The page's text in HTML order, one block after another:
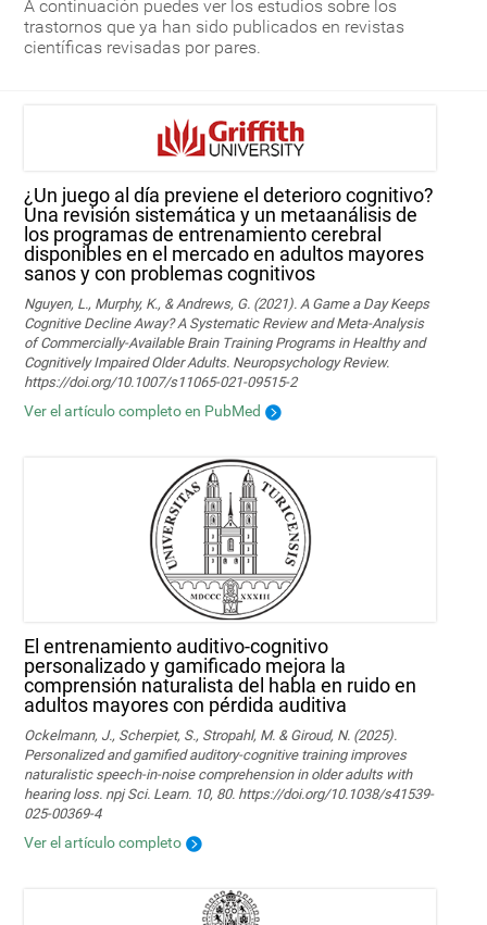
A continuación puedes ver los estudios sobre los
trastornos que ya han sido publicados en revistas
científicas revisadas por pares.
¿Un juego al día previene el deterioro cognitivo?
Una revisión sistemática y un metaanálisis de
los programas de entrenamiento cerebral
disponibles en el mercado en adultos mayores
sanos y con problemas cognitivos
Nguyen, L., Murphy, K., & Andrews, G. (2021). A Game a Day Keeps
Cognitive Decline Away? A Systematic Review and Meta-Analysis
of Commercially-Available Brain Training Programs in Healthy and
Cognitively Impaired Older Adults. Neuropsychology Review.
https://doi.org/10.1007/s11065-021-09515-2
Ver el artículo completo en PubMed
El entrenamiento auditivo-cognitivo
personalizado y gamificado mejora la
comprensión naturalista del habla en ruido en
adultos mayores con pérdida auditiva
Ockelmann, J., Scherpiet, S., Stropahl, M. & Giroud, N. (2025).
Personalized and gamified auditory-cognitive training improves
naturalistic speech-in-noise comprehension in older adults with
hearing loss. npj Sci. Learn. 10, 80. https://doi.org/10.1038/s41539-
025-00369-4
Ver el artículo completo